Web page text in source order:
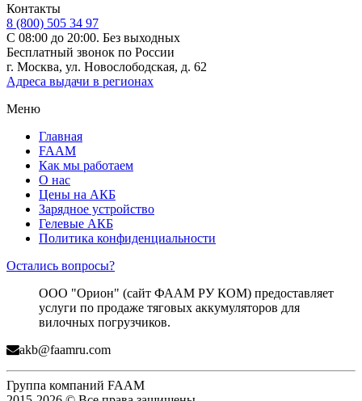
Контакты
8 (800) 505 34 97
С 08:00 до 20:00. Без выходных
Бесплатный звонок по России
г. Москва, ул. Новослободская, д. 62
Адреса выдачи в регионах
Меню
Главная
FAAM
Как мы работаем
О нас
Цены на АКБ
Зарядное устройство
Гелевые АКБ
Политика конфиденциальности
Остались вопросы?
ООО "Орион" (сайт ФААМ РУ КОМ) предоставляет
услуги по продаже тяговых аккумуляторов для
вилочных погрузчиков.
akb@faamru.com
Группа компаний FAAM